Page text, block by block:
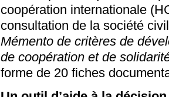
coopération internationale
consultation de la société
Mémento de critères de
de coopération et de
forme de 20 fiches